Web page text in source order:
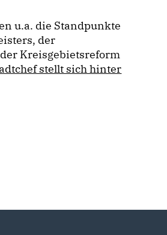
u.a. die Standpunkte
der
Kreisgebietsreform
stellt sich hinter